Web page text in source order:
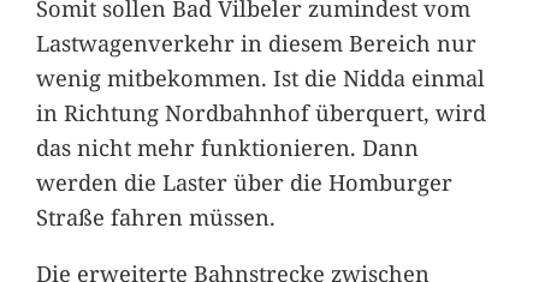
Somit sollen Bad Vilbeler zumindest vom
Lastwagenverkehr in diesem Bereich nur
wenig mitbekommen. Ist die Nidda einmal
in Richtung Nordbahnhof überquert, wird
das nicht mehr funktionieren. Dann
werden die Laster über die Homburger
Straße fahren müssen.
Die erweiterte Bahnstrecke zwischen